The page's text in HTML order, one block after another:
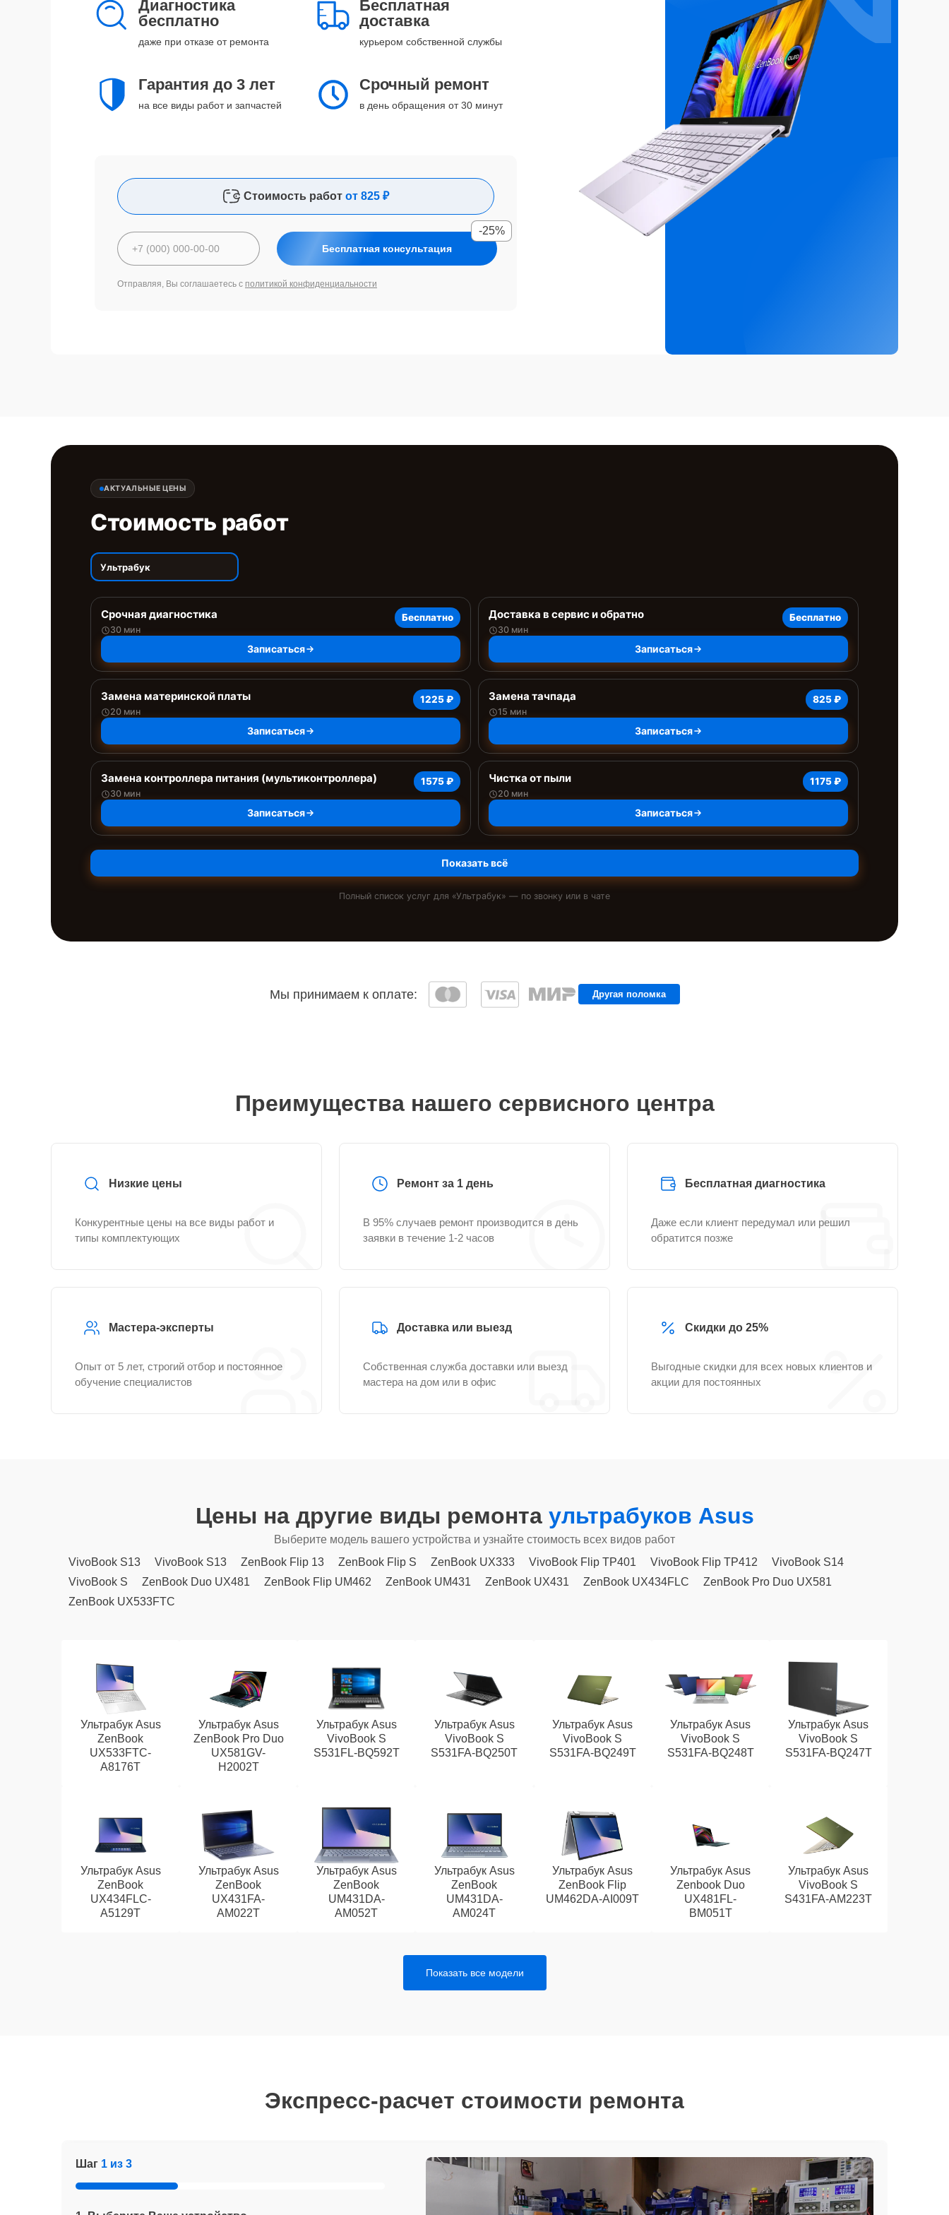
Диагностика
бесплатно
даже при отказе от ремонта
Бесплатная
доставка
курьером собственной службы
Гарантия до 3 лет
на все виды работ и запчастей
Срочный ремонт
в день обращения от 30 минут
Стоимость работ от 825 ₽
Бесплатная консультация
-25%
Отправляя, Вы соглашаетесь с политикой конфиденциальности
АКТУАЛЬНЫЕ ЦЕНЫ
Стоимость работ
Ультрабук
Срочная диагностика
30 мин
Бесплатно
Записаться
Доставка в сервис и обратно
30 мин
Бесплатно
Записаться
Замена материнской платы
20 мин
1225 ₽
Записаться
Замена тачпада
15 мин
825 ₽
Записаться
Замена контроллера питания (мультиконтроллера)
30 мин
1575 ₽
Записаться
Чистка от пыли
20 мин
1175 ₽
Записаться
Показать всё
Полный список услуг для «Ультрабук» — по звонку или в чате
Мы принимаем к оплате: Другая поломка
Преимущества нашего сервисного центра
Низкие цены
Конкурентные цены на все виды работ и
типы комплектующих
Ремонт за 1 день
В 95% случаев ремонт производится в день
заявки в течение 1-2 часов
Бесплатная диагностика
Даже если клиент передумал или решил
обратится позже
Мастера-эксперты
Опыт от 5 лет, строгий отбор и постоянное
обучение специалистов
Доставка или выезд
Собственная служба доставки или выезд
мастера на дом или в офис
Скидки до 25%
Выгодные скидки для всех новых клиентов и
акции для постоянных
Цены на другие виды ремонта ультрабуков Asus
Выберите модель вашего устройства и узнайте стоимость всех видов работ
VivoBook S13
VivoBook S13 ZenBook Flip 13 ZenBook Flip S ZenBook UX333 VivoBook Flip TP401 VivoBook Flip TP412
VivoBook S14
VivoBook S
ZenBook Duo UX481 ZenBook Flip UM462 ZenBook UM431 ZenBook UX431 ZenBook UX434FLC
ZenBook Pro Duo UX581
ZenBook UX533FTC
Ультрабук Asus
ZenBook
UX533FTC-
A8176T
Ультрабук Asus
ZenBook Pro Duo
UX581GV-
H2002T
Ультрабук Asus
VivoBook S
S531FL-BQ592T
Ультрабук Asus
VivoBook S
S531FA-BQ250T
Ультрабук Asus
VivoBook S
S531FA-BQ249T
Ультрабук Asus
VivoBook S
S531FA-BQ248T
Ультрабук Asus
VivoBook S
S531FA-BQ247T
Ультрабук Asus
ZenBook
UX434FLC-
A5129T
Ультрабук Asus
ZenBook
UX431FA-
AM022T
Ультрабук Asus
ZenBook
UM431DA-
AM052T
Ультрабук Asus
ZenBook
UM431DA-
AM024T
Ультрабук Asus
ZenBook Flip
UM462DA-AI009T
Ультрабук Asus
Zenbook Duo
UX481FL-
BM051T
Ультрабук Asus
VivoBook S
S431FA-AM223T
Показать все модели
Экспресс-расчет стоимости ремонта
Шаг 1 из 3